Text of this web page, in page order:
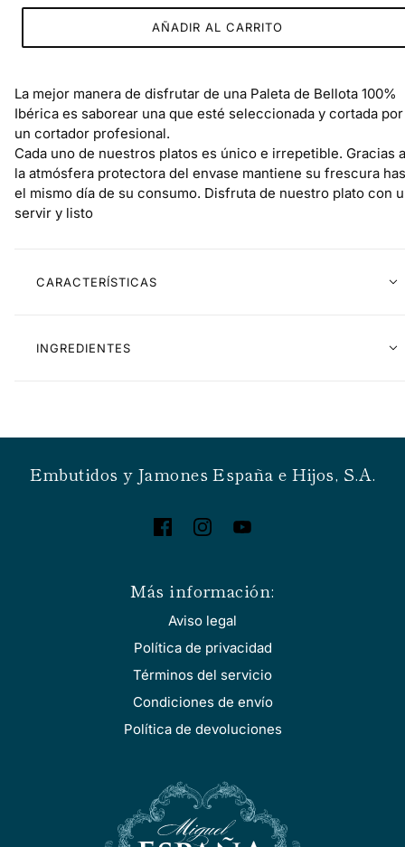
AÑADIR AL CARRITO
La mejor manera de disfrutar de una Paleta de Bellota 100%
Ibérica es saborear una que esté seleccionada y cortada por
un cortador profesional.
Cada uno de nuestros platos es único e irrepetible. Gracias a
la atmósfera protectora del envase mantiene su frescura
el mismo día de su consumo. Disfruta de nuestro plato con
servir y listo
CARACTERÍSTICAS
INGREDIENTES
Embutidos y Jamones España e Hijos, S.A.
Más información:
Aviso legal
Política de privacidad
Términos del servicio
Condiciones de envío
Política de devoluciones